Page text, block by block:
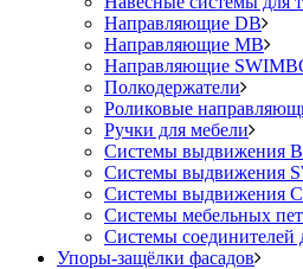
Направляющие DB
Направляющие MB
Направляющие
Полкодержатели
Роликовые
Ручки для мебели
Системы выдвижения
Системы выдвижения
Системы выдвижения
Системы мебельных
Системы соединителей
Упоры-защёлки фасадов